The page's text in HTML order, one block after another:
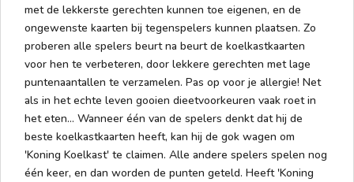
met de lekkerste gerechten kunnen toe eigenen, en de
ongewenste kaarten bij tegenspelers kunnen plaatsen. Zo
proberen alle spelers beurt na beurt de koelkastkaarten
voor hen te verbeteren, door lekkere gerechten met lage
puntenaantallen te verzamelen. Pas op voor je allergie! Net
als in het echte leven gooien dieetvoorkeuren vaak roet in
het eten... Wanneer één van de spelers denkt dat hij de
beste koelkastkaarten heeft, kan hij de gok wagen om
'Koning Koelkast' te claimen. Alle andere spelers spelen nog
één keer, en dan worden de punten geteld. Heeft 'Koning